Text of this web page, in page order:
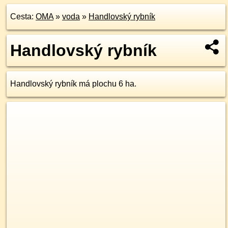
Cesta: OMA» voda » Handlovský rybník
Handlovský rybník
Handlovský rybník má plochu 6 ha.